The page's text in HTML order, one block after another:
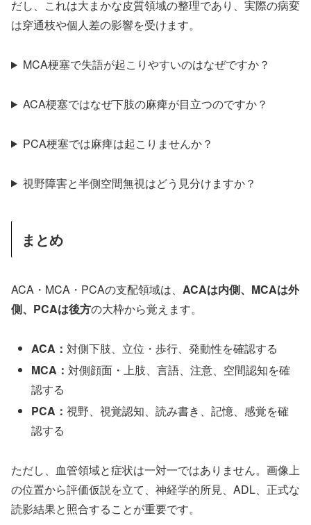
だし、これは大まかな皮質領域の整理であり、実際の病変
は穿通枝や個人差の影響を受けます。
MCA梗塞で失語が起こりやすいのはなぜですか？
ACA梗塞ではなぜ下肢の麻痺が目立つのですか？
PCA梗塞では麻痺は起こりませんか？
視野障害と半側空間無視はどう見分けますか？
まとめ
ACA・MCA・PCAの支配領域は、 ACAは内側、MCAは外
側、PCAは後方の大枠から覚えます。
ACA： 対側下肢、立位・歩行、発動性を確認する
MCA： 対側顔面・上肢、言語、注意、空間認知を確
認する
PCA：視野、視覚認知、読み書き、記憶、感覚を確
認する
ただし、血管領域と症状は一対一ではありません。画像上
の位置から評価仮説を立て、神経学的所見、ADL、正式な
読影結果と照合することが重要です。